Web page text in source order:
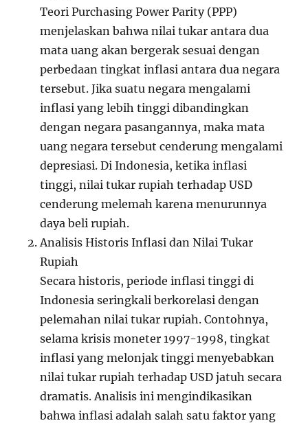
Teori Purchasing Power Parity (PPP)
menjelaskan bahwa nilai tukar antara dua
mata uang akan bergerak sesuai dengan
perbedaan tingkat inflasi antara dua negara
tersebut. Jika suatu negara mengalami
inflasi yang lebih tinggi dibandingkan
dengan negara pasangannya, maka mata
uang negara tersebut cenderung mengalami
depresiasi. Di Indonesia, ketika inflasi
tinggi, nilai tukar rupiah terhadap USD
cenderung melemah karena menurunnya
daya beli rupiah.
Analisis Historis Inflasi dan Nilai Tukar
Rupiah
Secara historis, periode inflasi tinggi di
Indonesia seringkali berkorelasi dengan
pelemahan nilai tukar rupiah. Contohnya,
selama krisis moneter 1997-1998, tingkat
inflasi yang melonjak tinggi menyebabkan
nilai tukar rupiah terhadap USD jatuh secara
dramatis. Analisis ini mengindikasikan
bahwa inflasi adalah salah satu faktor yang